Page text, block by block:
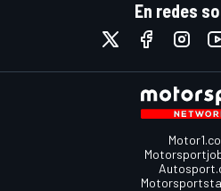
En redes